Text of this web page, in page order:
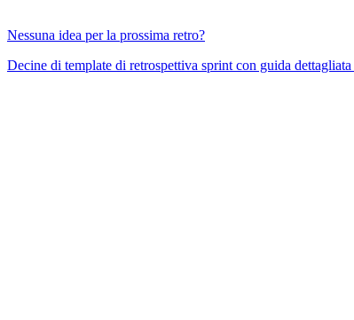
Nessuna idea per la prossima retro?
Decine di template di retrospettiva sprint con guida